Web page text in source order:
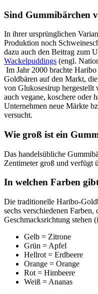
Sind Gummibärchen
In ihrer ursprünglichen
Produktion noch
dazu auch den Beitrag zum
Wackelpuddings (engl.
Im Jahr 2000 brachte
Goldbären auf den Markt,
von Glukosesirup hergestellt
auch vegane, koschere oder
Unternehmen neue Märkte
versucht.
Wie groß ist ein
Das handelsübliche
Zentimeter groß und verfügt
In welchen Farben
Die traditionelle Haribo-
sechs verschiedenen
Geschmacksrichtung stehen
Gelb = Zitrone
Grün = Apfel
Hellrot = Erdbeere
Orange = Orange
Rot = Himbeere
Weiß = Ananas